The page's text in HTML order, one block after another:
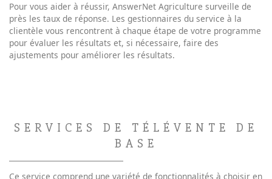
Pour vous aider à réussir, AnswerNet Agriculture surveille de
près les taux de réponse. Les gestionnaires du service à la
clientèle vous rencontrent à chaque étape de votre programme
pour évaluer les résultats et, si nécessaire, faire des
ajustements pour améliorer les résultats.
SERVICES DE TÉLÉVENTE DE
BASE
Ce service comprend une variété de fonctionnalités à choisir en